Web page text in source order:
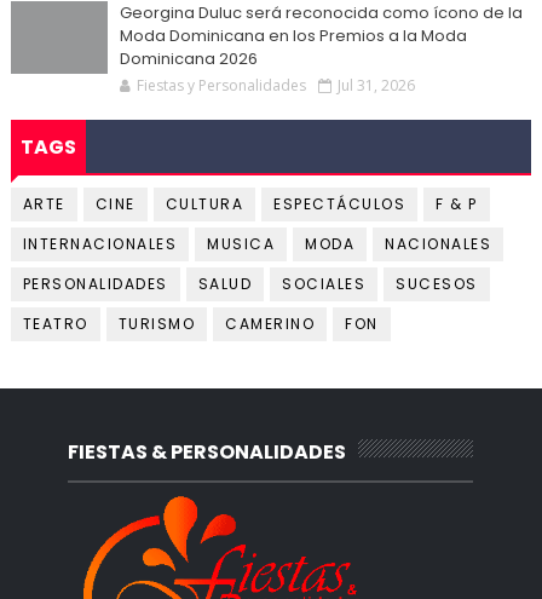
Georgina Duluc será reconocida como ícono de la
Moda Dominicana en los Premios a la Moda
Dominicana 2026
Fiestas y Personalidades Jul 31, 2026
TAGS
ARTE CINE CULTURA ESPECTÁCULOS
F & P
INTERNACIONALES
MUSICA MODA
NACIONALES
PERSONALIDADES
SALUD SOCIALES
SUCESOS
TEATRO
TURISMO CAMERINO FON
FIESTAS & PERSONALIDADES